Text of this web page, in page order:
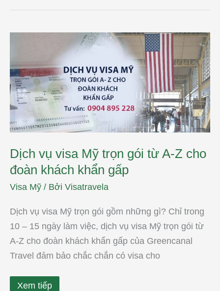
Dịch vụ visa Mỹ trọn gói từ A-Z cho
đoàn khách khẩn gấp
Visa Mỹ / Bởi Visatravela
Dịch vụ visa Mỹ trọn gói gồm những gì? Chỉ trong
10 – 15 ngày làm việc, dịch vụ visa Mỹ trọn gói từ
A-Z cho đoàn khách khẩn gấp của Greencanal
Travel đảm bảo chắc chắn có visa cho
Mỹ
trọn
gói
từ
A-
Z
cho
đoàn
khách
gấp
Xem tiếp